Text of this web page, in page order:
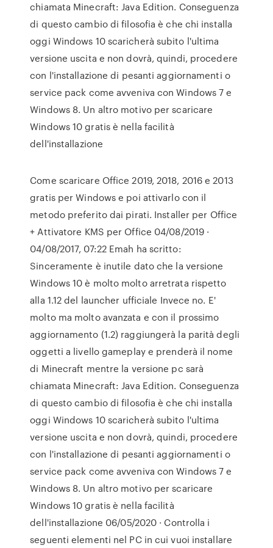
chiamata Minecraft: Java Edition. Conseguenza
di questo cambio di filosofia è che chi installa
oggi Windows 10 scaricherà subito l'ultima
versione uscita e non dovrà, quindi, procedere
con l'installazione di pesanti aggiornamenti o
service pack come avveniva con Windows 7 e
Windows 8. Un altro motivo per scaricare
Windows 10 gratis è nella facilità
dell'installazione
Come scaricare Office 2019, 2018, 2016 e 2013
gratis per Windows e poi attivarlo con il
metodo preferito dai pirati. Installer per Office
+ Attivatore KMS per Office 04/08/2019 ·
04/08/2017, 07:22 Emah ha scritto:
Sinceramente è inutile dato che la versione
Windows 10 è molto molto arretrata rispetto
alla 1.12 del launcher ufficiale Invece no. E'
molto ma molto avanzata e con il prossimo
aggiornamento (1.2) raggiungerà la parità degli
oggetti a livello gameplay e prenderà il nome
di Minecraft mentre la versione pc sarà
chiamata Minecraft: Java Edition. Conseguenza
di questo cambio di filosofia è che chi installa
oggi Windows 10 scaricherà subito l'ultima
versione uscita e non dovrà, quindi, procedere
con l'installazione di pesanti aggiornamenti o
service pack come avveniva con Windows 7 e
Windows 8. Un altro motivo per scaricare
Windows 10 gratis è nella facilità
dell'installazione 06/05/2020 · Controlla i
seguenti elementi nel PC in cui vuoi installare